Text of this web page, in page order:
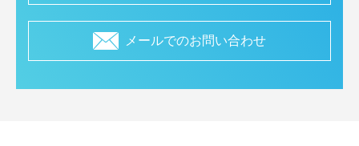
メールでのお問い合わせ